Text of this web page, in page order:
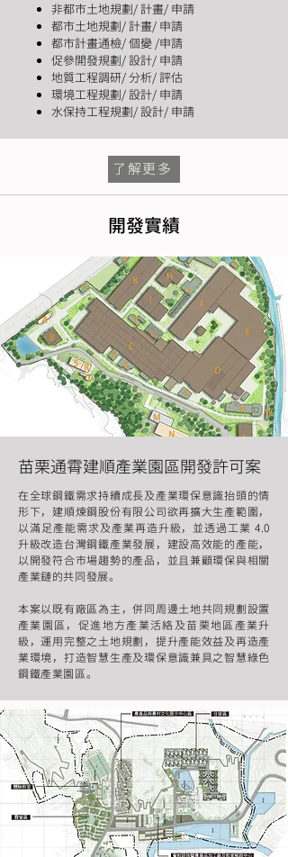
非都市土地規劃/ 計畫/ 申請
都市土地規劃/ 計畫/ 申請
都市計畫通檢/ 個變 /申請
促參開發規劃/ 設計/ 申請
地質工程調研/ 分析/ 評估
環境工程規劃/ 設計/ 申請
​水保持工程規劃/ 設計/ 申請
了解更多
開發實績
苗栗通霄建順產業園區開發許可案
在全球鋼鐵需求持續成長及產業環保意識抬頭的情
形下，建順煉鋼股份有限公司欲再擴大生產範圍，
以滿足產能需求及產業再造升級，並透過工業 4.0
升級改造台灣鋼鐵產業發展，建設高效能的產能，
以開發符合市場趨勢的產品，並且兼顧環保與相關
產業鏈的共同發展。
本案以既有廠區為主，併同周邊土地共同規劃設置
產業園區，促進地方產業活絡及苗栗地區產業升
級，運用完整之土地規劃，提升產能效益及再造產
業環境，打造智慧生產及環保意識兼具之智慧綠色
鋼鐵產業園區。